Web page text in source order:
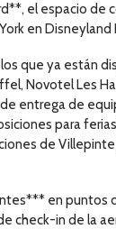
el espacio de
en Disneyland
que ya están
Novotel Les
de entrega de
para
de
en puntos
check-in de la